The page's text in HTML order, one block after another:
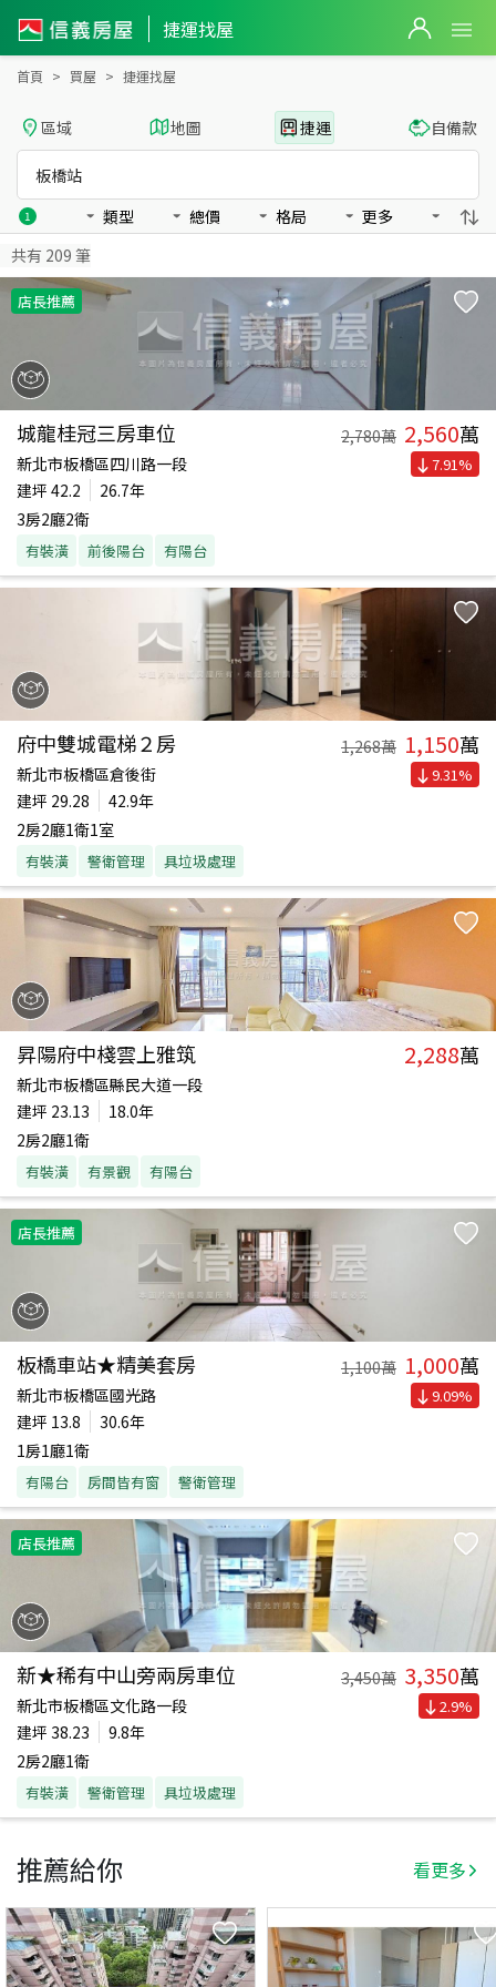
捷運找屋
板橋站捷運找屋
首頁 買屋 捷運找屋
區域 地圖 捷運 自備款
板橋站
1 類型 總價 格局
更多
共有 209 筆
店長推薦
城龍桂冠三房車位 2,780萬 2,560萬
新北市板橋區四川路一段
建坪 42.2
26.7年
3房2廳2衛
有裝潢 前後陽台 有陽台
7.91%
府中雙城電梯２房 1,268萬 1,150萬
新北市板橋區倉後街
建坪 29.28
42.9年
2房2廳1衛1室
有裝潢 警衛管理 具垃圾處理
9.31%
昇陽府中棧雲上雅筑 2,288萬
新北市板橋區縣民大道一段
建坪 23.13
18.0年
2房2廳1衛
有裝潢 有景觀 有陽台
店長推薦
板橋車站★精美套房 1,100萬 1,000萬
新北市板橋區國光路
建坪 13.8
30.6年
1房1廳1衛
有陽台 房間皆有窗 警衛管理
9.09%
店長推薦
新★稀有中山旁兩房車位 3,450萬 3,350萬
新北市板橋區文化路一段
建坪 38.23
9.8年
2房2廳1衛
有裝潢 警衛管理 具垃圾處理
2.9%
推薦給你 看更多